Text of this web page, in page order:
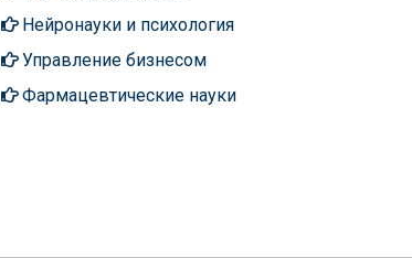
Нейронауки и психология
Управление бизнесом
Фармацевтические науки